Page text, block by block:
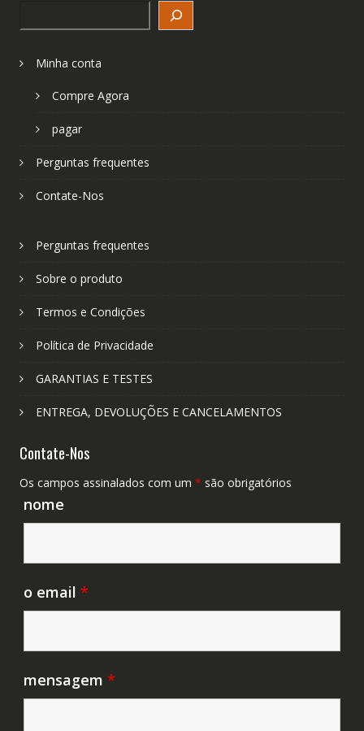
Minha conta
Compre Agora
pagar
Perguntas frequentes
Contate-Nos
Perguntas frequentes
Sobre o produto
Termos e Condições
Política de Privacidade
GARANTIAS E TESTES
ENTREGA, DEVOLUÇÕES E CANCELAMENTOS
Contate-Nos
Os campos assinalados com um * são obrigatórios
nome
o email *
mensagem *